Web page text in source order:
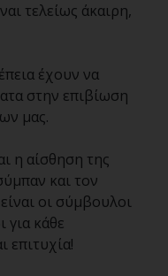
τελείως άκαιρη,
έχουν να
στην επιβίωση
μας.
η αίσθηση της
και τον
οι σύμβουλοι
για κάθε
επιτυχία!